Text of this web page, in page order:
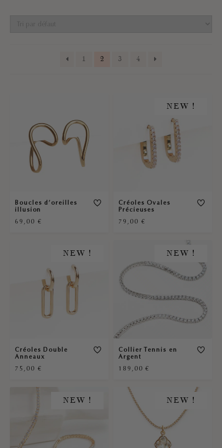
1 2 3 4
Boucles d’oreilles
illusion
69,00 €
NEW !
Créoles Ovales
Précieuses
79,00 €
NEW !
Créoles Double
Anneaux
75,00 €
NEW !
Collier Tennis en
Argent
189,00€
NEW ! NEW !